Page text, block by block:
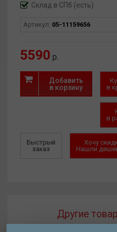
Склад в СПб (есть)
Артикул: 05-11159656
5590 р.
Добавить
в корзину
в
в
Быстрый
заказ
Хочу
Нашли
Другие